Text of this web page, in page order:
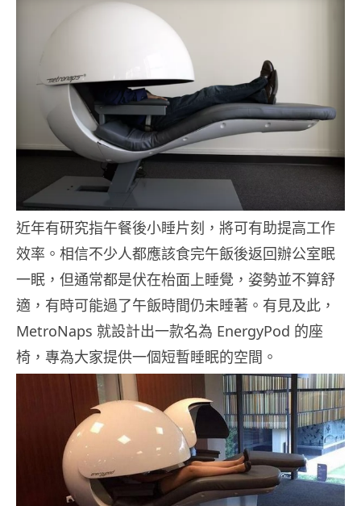
近年有研究指午餐後小睡片刻，將可有助提高工作
效率。相信不少人都應該食完午飯後返回辦公室眠
一眠，但通常都是伏在枱面上睡覺，姿勢並不算舒
適，有時可能過了午飯時間仍未睡著。有見及此，
MetroNaps 就設計出一款名為 EnergyPod 的座
椅，專為大家提供一個短暫睡眠的空間。